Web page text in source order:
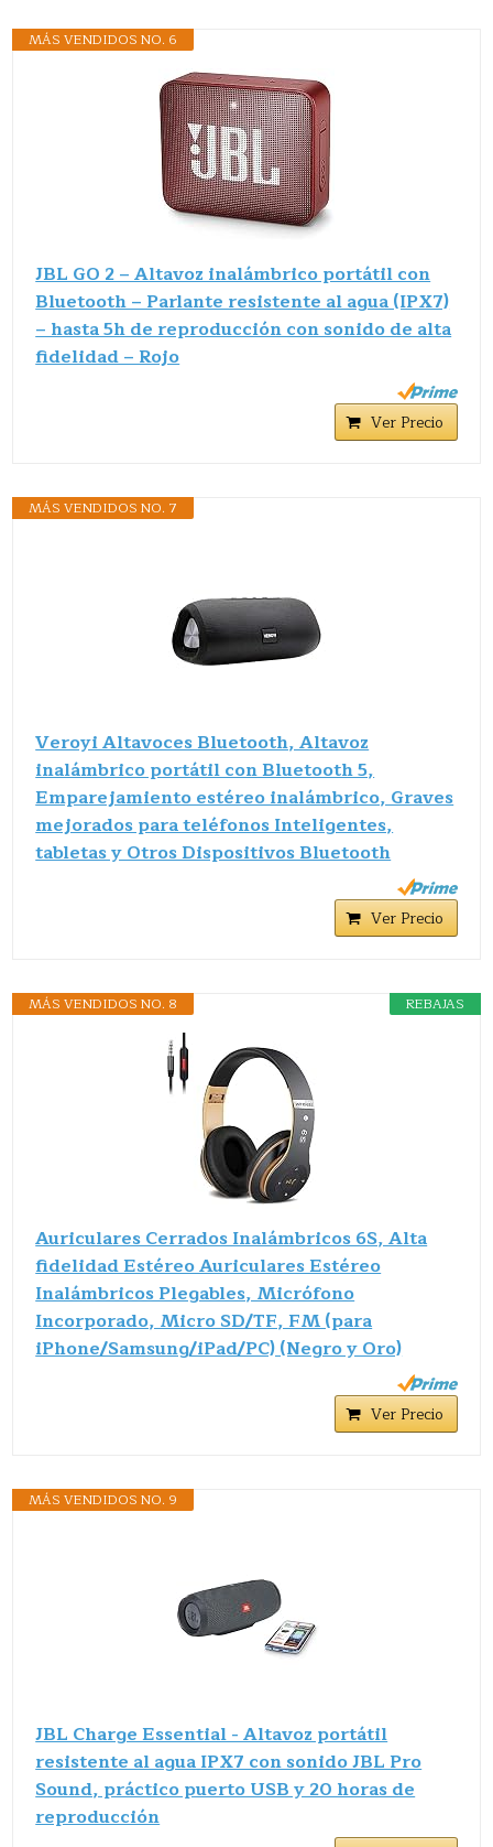
MÁS VENDIDOS NO. 6
JBL GO 2 – Altavoz inalámbrico portátil con
Bluetooth – Parlante resistente al agua (IPX7)
– hasta 5h de reproducción con sonido de alta
fidelidad – Rojo
Ver Precio
MÁS VENDIDOS NO. 7
Veroyi Altavoces Bluetooth, Altavoz
inalámbrico portátil con Bluetooth 5,
Emparejamiento estéreo inalámbrico, Graves
mejorados para teléfonos Inteligentes,
tabletas y Otros Dispositivos Bluetooth
Ver Precio
REBAJAS
MÁS VENDIDOS NO. 8
Auriculares Cerrados Inalámbricos 6S, Alta
fidelidad Estéreo Auriculares Estéreo
Inalámbricos Plegables, Micrófono
Incorporado, Micro SD/TF, FM (para
iPhone/Samsung/iPad/PC) (Negro y Oro)
Ver Precio
MÁS VENDIDOS NO. 9
JBL Charge Essential - Altavoz portátil
resistente al agua IPX7 con sonido JBL Pro
Sound, práctico puerto USB y 20 horas de
reproducción